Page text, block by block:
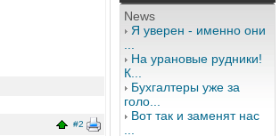
#2
News
Я уверен - именно они
На урановые рудники!
К...
Бухгалтеры уже за
голо...
Вот так и заменят нас